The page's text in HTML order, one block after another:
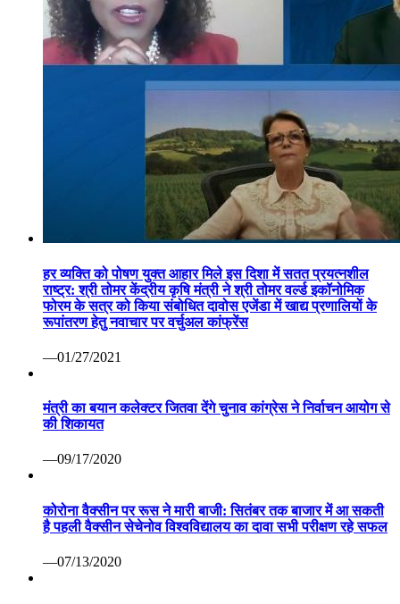
हर व्यक्ति को पोषण युक्त आहार मिले इस दिशा में सतत प्रयत्नशील
राष्ट्र: श्री तोमर केंद्रीय कृषि मंत्री ने श्री तोमर वर्ल्ड इकॉनोमिक
फोरम के सत्र को किया संबोधित दावोस एजेंडा में खाद्य प्रणालियों के
रूपांतरण हेतु नवाचार पर वर्चुअल कांफ्रेंस
—01/27/2021
मंत्री का बयान कलेक्टर जितवा देंगे चुनाव कांग्रेस ने निर्वाचन आयोग से
की शिकायत
—09/17/2020
कोरोना वैक्सीन पर रूस ने मारी बाजी: सितंबर तक बाजार में आ सकती
है पहली वैक्सीन सेचेनोव विश्वविद्यालय का दावा सभी परीक्षण रहे सफल
—07/13/2020